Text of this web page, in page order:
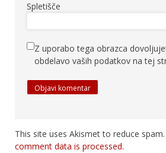
Spletišče
Z uporabo tega obrazca
obdelavo vaših podatkov na tej
This site uses Akismet to reduce spam.
comment data is processed.